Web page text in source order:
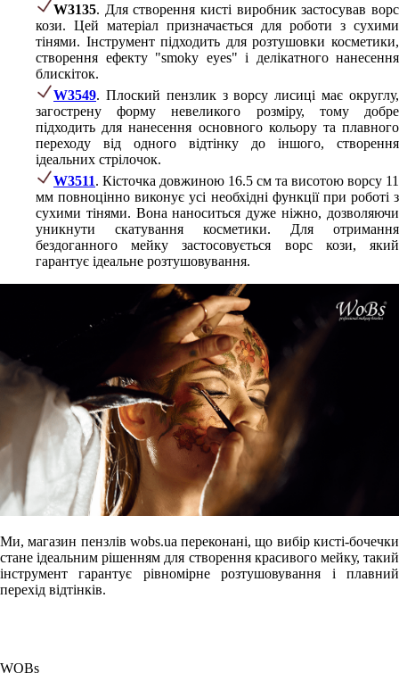
W3135. Для створення кисті виробник застосував ворс
кози. Цей матеріал призначається для роботи з сухими
тінями. Інструмент підходить для розтушовки косметики,
створення ефекту "smoky eyes" і делікатного нанесення
блискіток.
W3549. Плоский пензлик з ворсу лисиці має округлу,
загострену форму невеликого розміру, тому добре
підходить для нанесення основного кольору та плавного
переходу від одного відтінку до іншого, створення
ідеальних стрілочок.
W3511. Кісточка довжиною 16.5 см та висотою ворсу 11
мм повноцінно виконує усі необхідні функції при роботі з
сухими тінями. Вона наноситься дуже ніжно, дозволяючи
уникнути скатування косметики. Для отримання
бездоганного мейку застосовується ворс кози, який
гарантує ідеальне розтушовування.
Ми, магазин пензлів wobs.ua переконані, що вибір кисті-бочечки
стане ідеальним рішенням для створення красивого мейку, такий
інструмент гарантує рівномірне розтушовування і плавний
перехід відтінків.
WOBs